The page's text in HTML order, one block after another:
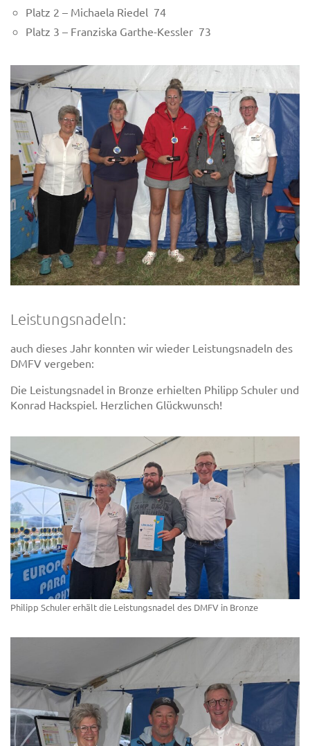
Platz 2 – Michaela Riedel 74
Platz 3 – Franziska Garthe-Kessler 73
Leistungsnadeln:
auch dieses Jahr konnten wir wieder Leistungsnadeln des
DMFV vergeben:
Die Leistungsnadel in Bronze erhielten Philipp Schuler und
Konrad Hackspiel. Herzlichen Glückwunsch!
Philipp Schuler erhält die Leistungsnadel des DMFV in Bronze